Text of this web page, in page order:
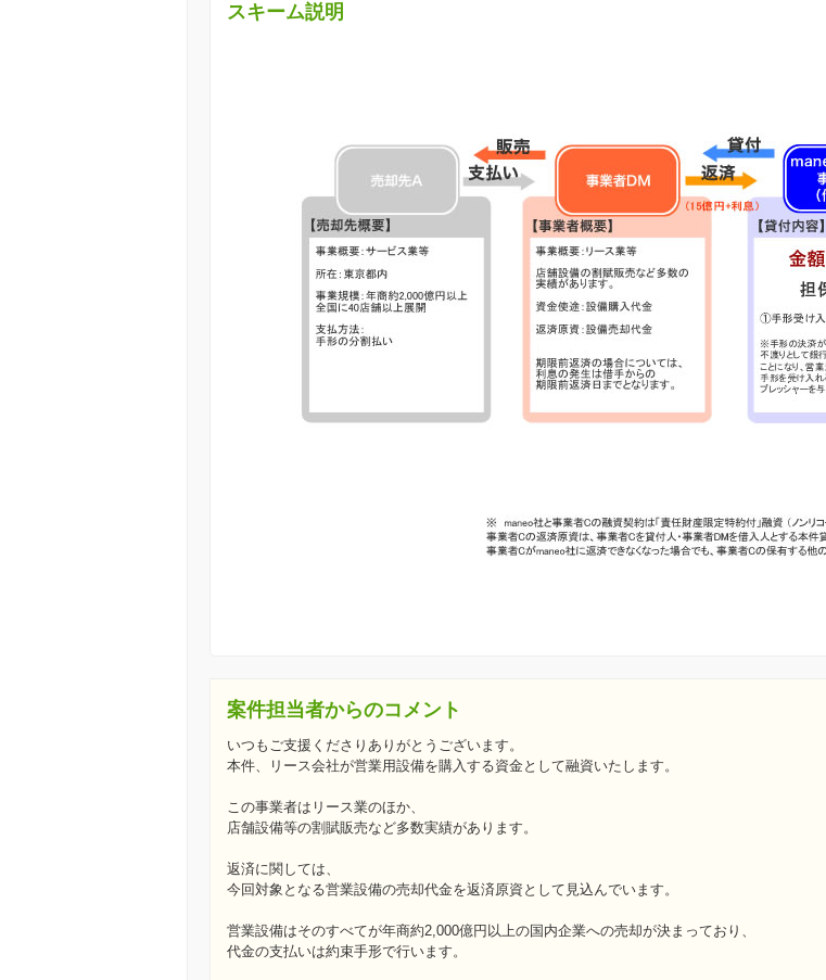
スキーム説明
案件担当者からのコメント
いつもご支援くださりありがとうございます。
本件、リース会社が営業用設備を購入する資金として融資いたします。
この事業者はリース業のほか、
店舗設備等の割賦販売など多数実績があります。
返済に関しては、
今回対象となる営業設備の売却代金を返済原資として見込んでいます。
営業設備はそのすべてが年商約2,000億円以上の国内企業への売却が決まっており、
代金の支払いは約束手形で行います。